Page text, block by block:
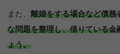
また、 離婚をする場合など債務
な問題を整理し、借りている金
ょう。